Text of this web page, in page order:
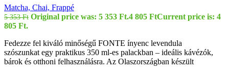
Matcha, Chai, Frappé
5 353Ft Original price was: 5 353 Ft.4 805 FtCurrent price is: 4
805 Ft.
Fedezze fel kiváló minőségű FONTE ínyenc levendula
szószunkat egy praktikus 350 ml-es palackban – ideális kávézók,
bárok és otthoni felhasználásra. Az Olaszországban készült